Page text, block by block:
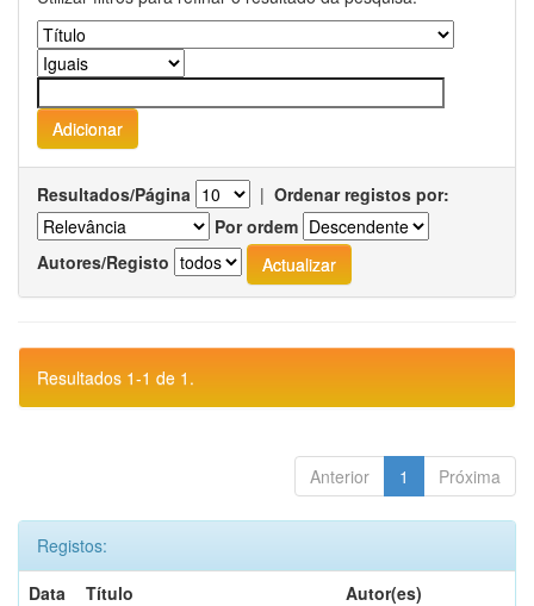
Resultados/Página | Ordenar registos por:
Por ordem
Autores/Registo
Resultados 1-1 de 1.
Anterior 1 Próxima
Registos:
Data
Título
Autor(es)